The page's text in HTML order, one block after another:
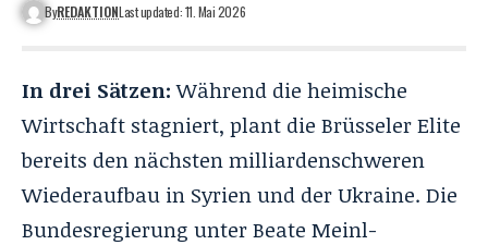
ByREDAKTIONLast updated: 11. Mai 2026
In drei Sätzen:Während die heimische
Wirtschaft stagniert, plant die Brüsseler Elite
bereits den nächsten milliardenschweren
Wiederaufbau in Syrien und der Ukraine. Die
Bundesregierung unter Beate Meinl-